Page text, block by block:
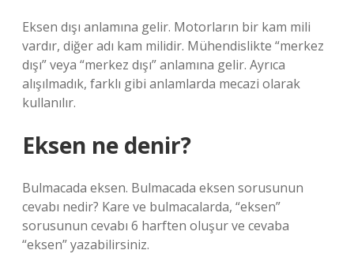
Eksen dışı anlamına gelir. Motorların bir kam mili
vardır, diğer adı kam milidir. Mühendislikte “merkez
dışı” veya “merkez dışı” anlamına gelir. Ayrıca
alışılmadık, farklı gibi anlamlarda mecazi olarak
kullanılır.
Eksen ne denir?
Bulmacada eksen. Bulmacada eksen sorusunun
cevabı nedir? Kare ve bulmacalarda, “eksen”
sorusunun cevabı 6 harften oluşur ve cevaba
“eksen” yazabilirsiniz.